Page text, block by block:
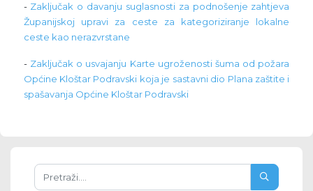
- Zaključak o davanju suglasnosti za podnošenje zahtjeva
Županijskoj upravi za ceste za kategoriziranje lokalne
ceste kao nerazvrstane
- Zaključak o usvajanju Karte ugroženosti šuma od požara
Općine Kloštar Podravski koja je sastavni dio Plana zaštite i
spašavanja Općine Kloštar Podravski